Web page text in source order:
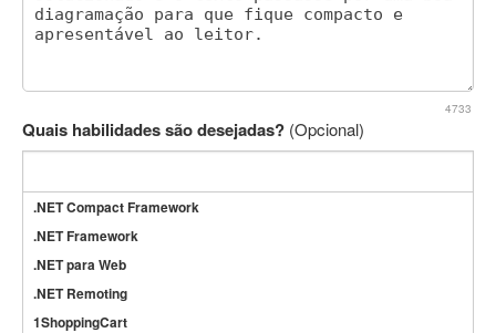
4733
Quais habilidades são desejadas? (Opcional)
.NET Compact Framework
.NET Framework
.NET para Web
.NET Remoting
1ShoppingCart